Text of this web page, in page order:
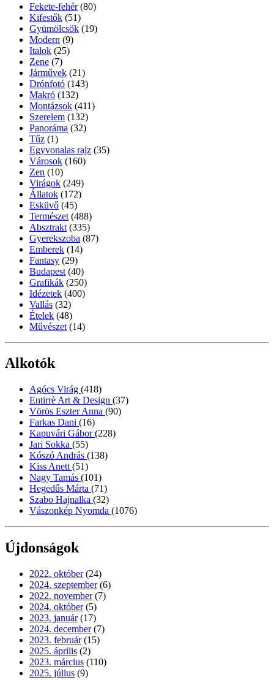
Fekete-fehér (80)
Kifestők (51)
Gyümölcsök (19)
Modern (9)
Italok (25)
Zene (7)
Járművek (21)
Drónfotó (143)
Makró (132)
Montázsok (411)
Szerelem (132)
Panoráma (32)
Tűz (1)
Egyvonalas rajz (35)
Városok (160)
Zen (10)
Virágok (249)
Állatok (172)
Esküvő (45)
Természet (488)
Absztrakt (335)
Gyerekszoba (87)
Emberek (14)
Fantasy (29)
Budapest (40)
Grafikák (250)
Idézetek (400)
Vallás (32)
Ételek (48)
Művészet (14)
Alkotók
Agócs Virág (418)
Entirrè Art & Design (37)
Vörös Eszter Anna (90)
Farkas Dani (16)
Kapuvári Gábor(228)
Jari Sokka (55)
Kószó András (138)
Kiss Anett (51)
Nagy Tamás (101)
Hegedűs Márta (71)
Szabo Hajnalka (32)
Vászonkép Nyomda (1076)
Újdonságok
2022. október (24)
2024. szeptember (6)
2022. november (7)
2024. október (5)
2023. január (17)
2024. december (7)
2023. február (15)
2025. április (2)
2023. március (110)
2025. július (9)